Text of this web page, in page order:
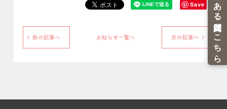
Save
前の記事へ お知らせ一覧へ 次の記事へ